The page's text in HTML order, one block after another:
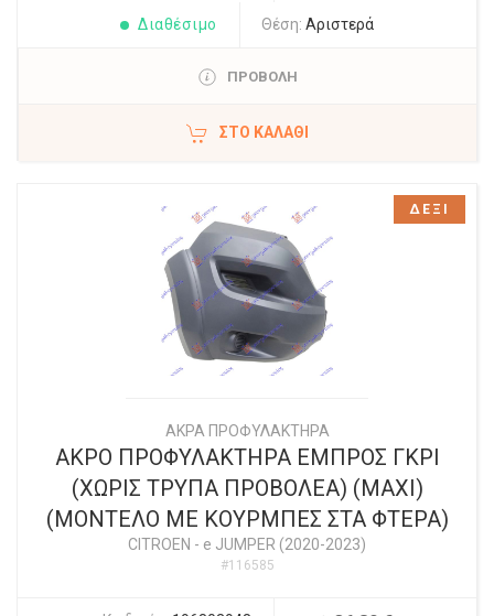
Διαθέσιμο Θέση: Αριστερά
ΠΡΟΒΟΛΗ
ΣΤΟ ΚΑΛΆΘΙ
ΑΚΡΑ ΠΡΟΦΥΛΑΚΤΗΡΑ
ΑΚΡΟ ΠΡΟΦΥΛΑΚΤΗΡΑ ΕΜΠΡΟΣ ΓΚΡΙ
(ΧΩΡΙΣ ΤΡΥΠΑ ΠΡΟΒΟΛΕΑ) (MAXI)
(ΜΟΝΤΕΛΟ ΜΕ ΚΟΥΡΜΠΕΣ ΣΤΑ ΦΤΕΡΑ)
CITROEN - e JUMPER (2020-2023)
#116585
ΔΕΞΙ